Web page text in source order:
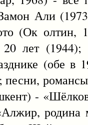
Али
(Ок олтин,
20 лет
(обе в
-